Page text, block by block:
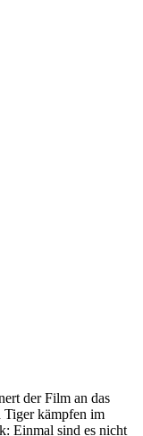
der Film an das
Tiger kämpfen im
Einmal sind es nicht